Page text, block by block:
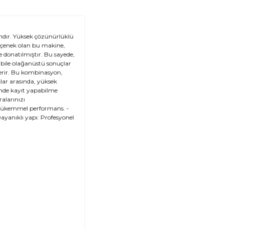
Yüksek çözünürlüklü
olan bu makine,
Bu sayede,
bile olağanüstü sonuçlar
Bu kombinasyon,
arasında, yüksek
kayıt yapabilme
performans. -
yapı: Profesyonel